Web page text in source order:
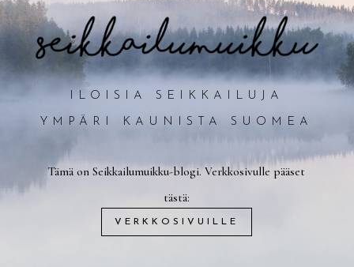
ILOISIA SEIKKAILUJA
YMPÄRI KAUNISTA SUOMEA
Tämä on Seikkailumuikku-blogi. Verkkosivulle pääset
tästä:
VERKKOSIVUILLE